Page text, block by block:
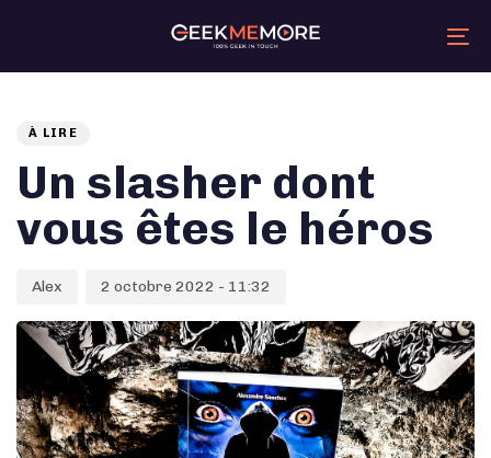
Skip
À LIRE
Un slasher dont
vous êtes le héros
Alex 2 octobre 2022 - 11:32
comment